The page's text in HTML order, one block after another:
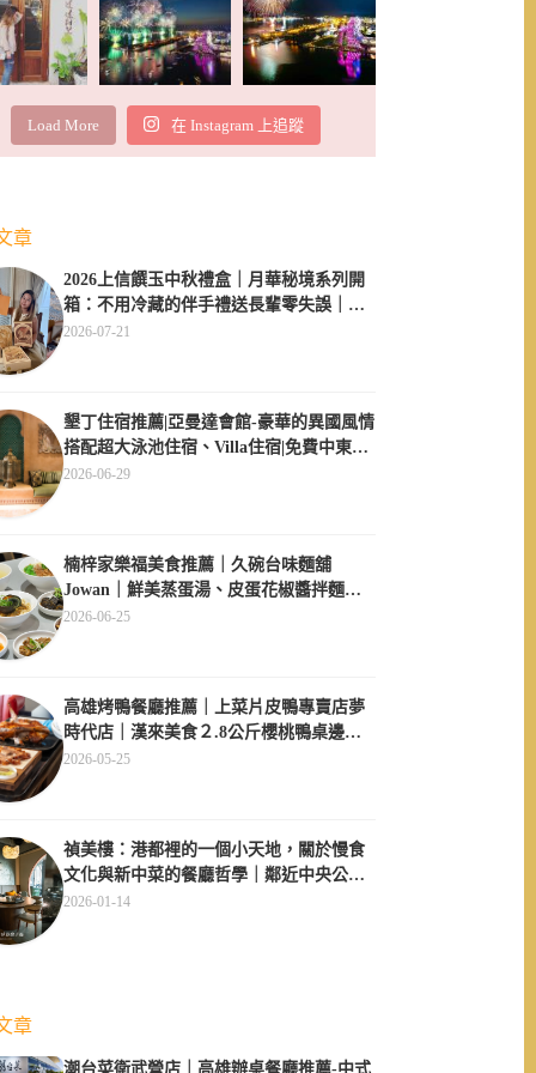
Load More 在 Instagram 上追蹤
章
2026上信饌玉中秋禮盒｜月華秘境系列開
箱：不用冷藏的伴手禮送長輩零失誤｜素
食伴手禮推薦
2026-07-21
墾丁住宿推薦|亞曼達會館-豪華的異國風情
搭配超大泳池住宿、Villa住宿|免費中東服
飾體驗
2026-06-29
楠梓家樂福美食推薦｜久碗台味麵舖
Jowan｜鮮美蒸蛋湯、皮蛋花椒醬拌麵必
點、午間用餐不休息超方便
2026-06-25
高雄烤鴨餐廳推薦｜上菜片皮鴨專賣店夢
時代店｜漢來美食２.8公斤櫻桃鴨桌邊現
片
2026-05-25
禎美樓：港都裡的一個小天地，關於慢食
文化與新中菜的餐廳哲學｜鄰近中央公
園、大同醫院
2026-01-14
章
潮台菜衛武營店｜高雄辦桌餐廳推薦-中式